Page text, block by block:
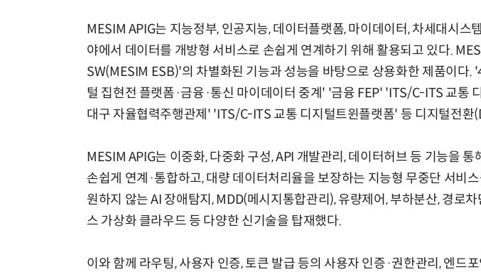
MESIM APIG는 지능정부, 인공지능, 데이터플랫폼, 마이데이터, 차세대시스
야에서 데이터를 개방형 서비스로 손쉽게 연계하기 위해 활용되고 있다.
SW(MESIM ESB)'의 차별화된 기능과 성능을 바탕으로 상용화한 제품이다.
털 집현전 플랫폼·금융·통신 마이데이터 중계' '금융 FEP' 'ITS/C-ITS 교통
대구 자율협력주행관제' 'ITS/C-ITS 교통 디지털트윈플랫폼' 등 디지털전환
MESIM APIG는 이중화, 다중화 구성, API 개발관리, 데이터허브 등 기능을
손쉽게 연계·통합하고, 대량 데이터처리율을 보장하는 지능형 무중단 서비
원하지 않는 AI 장애탐지, MDD(메시지통합관리), 유량제어, 부하분산, 경로
스 가상화 클라우드 등 다양한 신기술을 탑재했다.
이와 함께 라우팅, 사용자 인증, 토큰 발급 등의 사용자 인증·권한관리, 엔드